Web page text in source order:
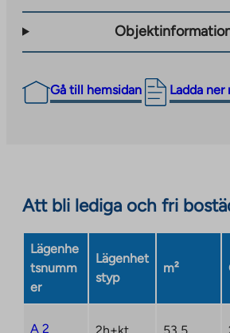
Gå till hemsidan Ladda ner
The
link
external
opens
a
Att bli lediga och fri
Lägenhe
tsnumm
er
Lägenhet
styp
m²
A 2 2h+kt 53,5